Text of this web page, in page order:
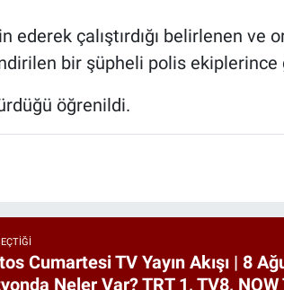
ederek çalıştırdığı belirlenen ve
bir şüpheli polis ekiplerince
öğrenildi.
Cumartesi TV Yayın Akışı | 8
Neler Var? TRT 1, TV8, NOW